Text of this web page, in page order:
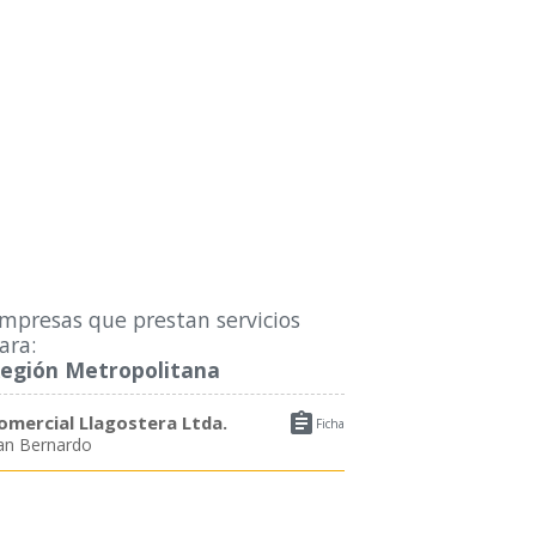
que prestan servicios
Metropolitana
 Ficha
Llagostera Ltda.
Bernardo